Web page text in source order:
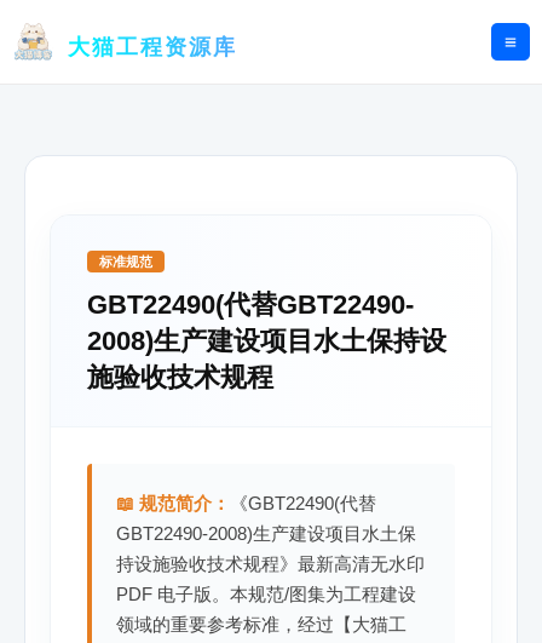
大猫工程资源库
标准规范
GBT22490(代替GBT22490-
2008)生产建设项目水土保持设
施验收技术规程
📖 规范简介：
《GBT22490(代替
GBT22490-2008)生产建设项目水土保
持设施验收技术规程》最新高清无水印
PDF 电子版。本规范/图集为工程建设
领域的重要参考标准，经过【大猫工